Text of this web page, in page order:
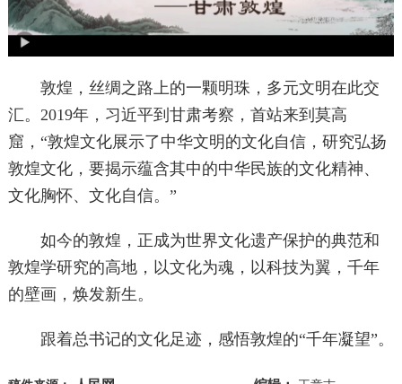
敦煌，丝绸之路上的一颗明珠，多元文明在此交
汇。2019年，习近平到甘肃考察，首站来到莫高
窟，“敦煌文化展示了中华文明的文化自信，研究弘扬
敦煌文化，要揭示蕴含其中的中华民族的文化精神、
文化胸怀、文化自信。”
如今的敦煌，正成为世界文化遗产保护的典范和
敦煌学研究的高地，以文化为魂，以科技为翼，千年
的壁画，焕发新生。
跟着总书记的文化足迹，感悟敦煌的“千年凝望”。